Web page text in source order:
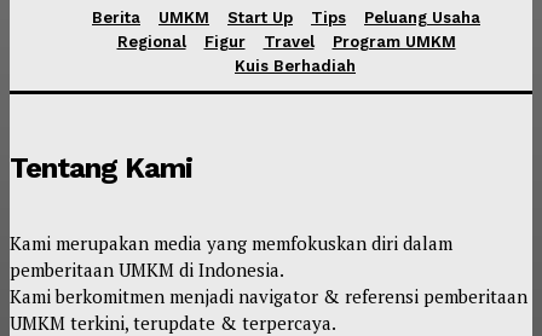
Berita UMKM Start Up Tips
Peluang Usaha
Regional
Figur Travel
Program UMKM
Kuis Berhadiah
Tentang Kami
Kami merupakan media yang memfokuskan diri dalam
pemberitaan UMKM di Indonesia.
Kami berkomitmen menjadi navigator & referensi pemberitaan
UMKM terkini, terupdate & terpercaya.